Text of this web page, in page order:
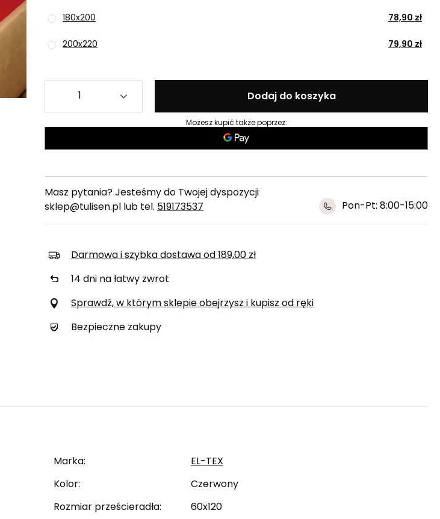
180x200 78,90 zł
200x220 79,90 zł
Dodaj do koszyka
Możesz kupić także poprzez:
Masz pytania? Jesteśmy do Twojej dyspozycji
sklep@tulisen.pl lub tel. 519173537 Pon-Pt: 8:00-15:00
Darmowa i szybka dostawa od 189,00 zł
14 dni na łatwy zwrot
Sprawdź, w którym sklepie obejrzysz i kupisz od ręki
Bezpieczne zakupy
Marka EL-TEX
Kolor Czerwony
Rozmiar prześcieradła 60x120